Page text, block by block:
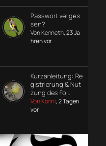
Passwort verges
sen?
Von Kenneth, 23 Ja
hren vor
Kurzanleitung: Re
gistrierung & Nut
zung des Fo…
Von Konni, 2 Tagen
vor